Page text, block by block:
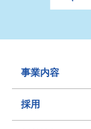
事業内容
採用